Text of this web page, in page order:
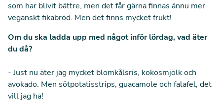
som har blivit bättre, men det får gärna finnas ännu mer
veganskt fikabröd. Men det finns mycket frukt!
Om du ska ladda upp med något inför lördag, vad äter
du då?
- Just nu äter jag mycket blomkålsris, kokosmjölk och
avokado. Men sötpotatisstrips, guacamole och falafel, det
vill jag ha!